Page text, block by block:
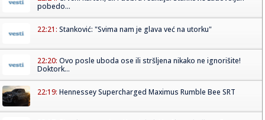
pobedo...
22:21: Stanković: "Svima nam je glava već na utorku"
22:20: Ovo posle uboda ose ili stršljena nikako ne ignorišite!
Doktork...
22:19: Hennessey Supercharged Maximus Rumble Bee SRT